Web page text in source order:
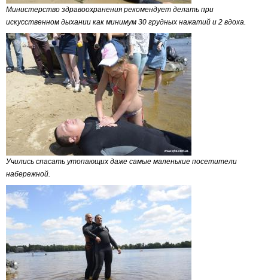
Министерство здравоохранения рекомендует делать при
искусственном дыхании как минимум 30 грудных нажатий и 2 вдоха.
Учились спасать утопающих даже самые маленькие посетители
набережной.